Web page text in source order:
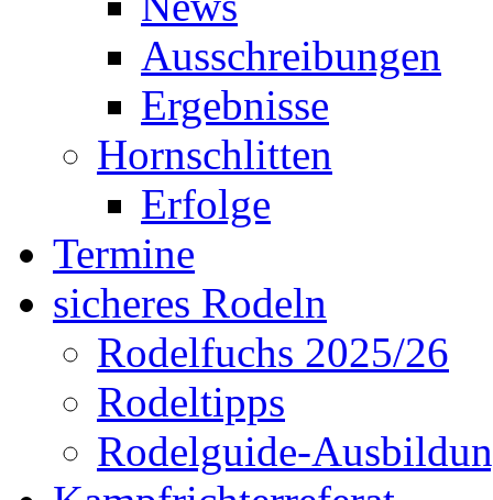
Ausschreibungen
Ergebnisse
Hornschlitten
Erfolge
Termine
sicheres Rodeln
Rodelfuchs 2025/26
Rodeltipps
Rodelguide-